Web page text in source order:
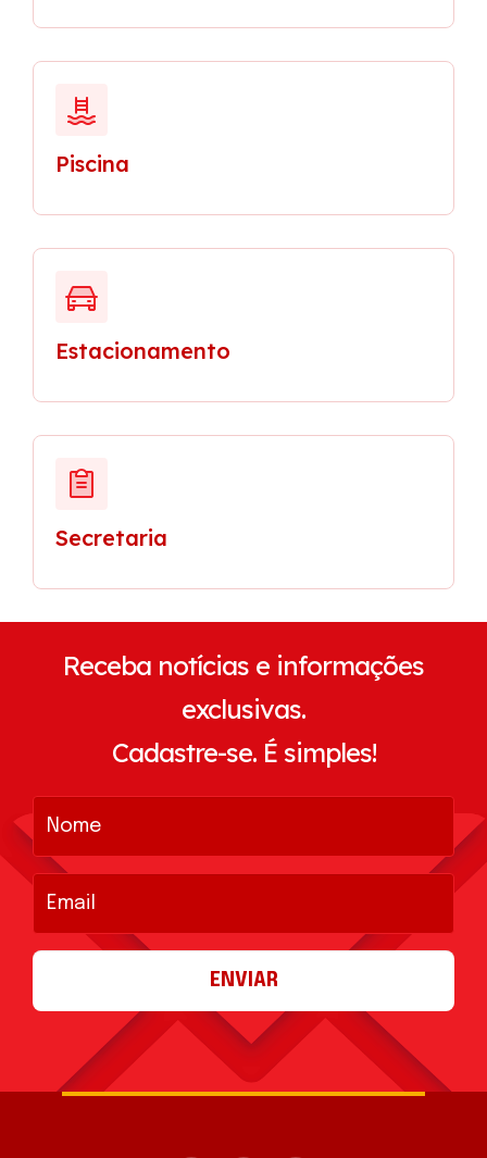
Piscina
Estacionamento
Secretaria
Receba notícias e informações
exclusivas.
Cadastre-se. É simples!